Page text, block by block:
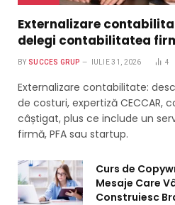
Externalizare
delegi contabilitatea
BY SUCCES GRUP IULIE 31, 2026 4
Externalizare contabilitate:
de costuri, expertiză CECCAR,
câștigat, plus ce include un
firmă, PFA sau startup.
Curs de
Mesaje Care
Construiesc